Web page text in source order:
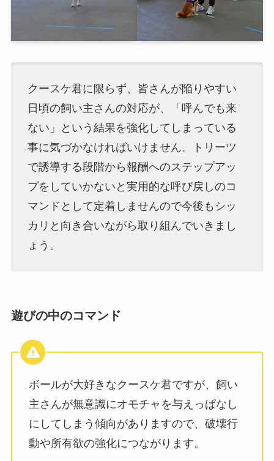
クースケ君に限らず、皆さんが陥りやすい
日頃の飼い主さんの対応が、「呼んでも来
ない」という結果を強化してしまっている
事に気づかなければいけません。トリーツ
で誘導する段階から報酬へのステップアッ
プをしていかないと実用的な呼び戻しのコ
マンドとして定着しませんので今後もシッ
カリと向き合いながら取り組んでいきまし
ょう。
遊びの中のコマンド
ボールが大好きなクースケ君ですが、飼い
主さんが無意識にオモチャを与えっぱなし
にしてしまう傾向がありますので、破壊行
動や所有欲の強化につながります。